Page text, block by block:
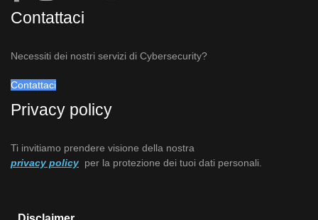
Contattaci
Necessiti dei nostri servizi di Cybersecurity?
Contattaci
Privacy policy
Ti invitiamo prendere visione della nostra
privacy policy per la protezione dei tuoi dati personali.